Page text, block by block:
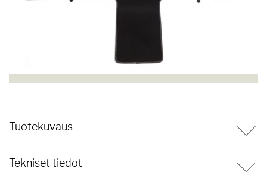
Tuotekuvaus
Ohjaamomatto on ihanteellinen ratkaisu ajoneuvosi sisätilojen
Tekniset tiedot